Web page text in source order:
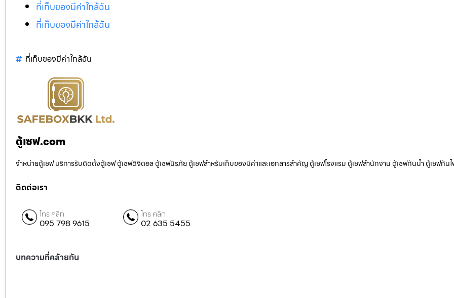
ที่เก็บของมีค่าใกล้ฉัน
ที่เก็บของมีค่าใกล้ฉัน
ที่เก็บของมีค่าใกล้ฉัน
ตู้เซฟ.com
จำหน่ายตู้เซฟ บริการรับติดตั้งตู้เซฟ ตู้เซฟดิจิตอล ตู้เซฟนิรภัย ตู้เซฟสำหรับเก็บของมีค่าและเอกสารสำคัญ ตู้เซฟโรงแรม ตู้เซฟสำนักงาน ตู้เซฟกันน้ำ ตู้เซฟกัน
ติดต่อเรา
โทร คลิก
095 798 9615
โทร คลิก
02 635 5455
บทความที่คล้ายกัน